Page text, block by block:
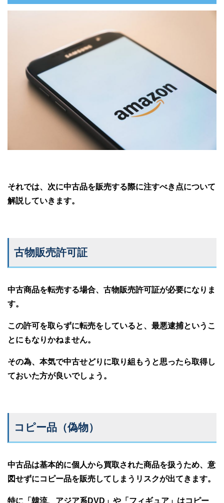
それでは、次に中古品を販売する際に注すべき点について
解説していきます。
古物販売許可証
中古商品を転売する場合、古物販売許可証が必要になりま
す。
この許可を取らずに転売をしていると、最悪逮捕というこ
とにもなりかねません。
その為、本気で中古せどりに取り組もうと思ったら取得し
ておいた方が良いでしょう。
コピー品（偽物）
中古品は基本的に個人から買取された商品を扱うため、意
図せずにコピー品を販売してしまうリスクが出てきます。
特に「韓流、アジア系DVD」や「フィギュア」はコピー